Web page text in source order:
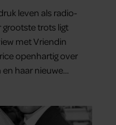
leven als radio-
trots ligt
met Vriendin
openhartig over
haar nieuwe